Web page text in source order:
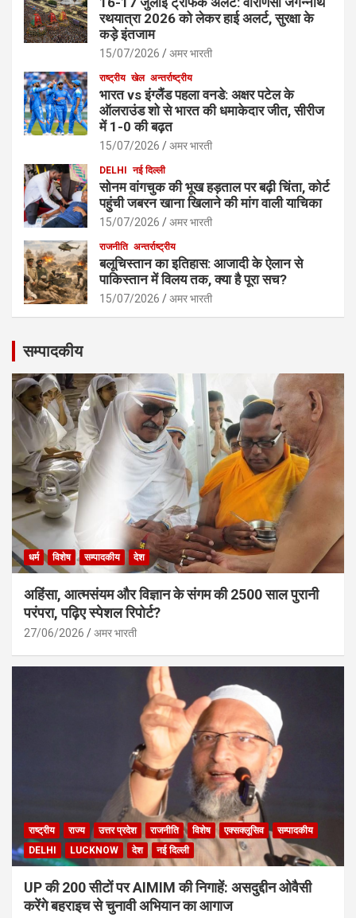
रथयात्रा 2026 को लेकर हाई अलर्ट, सुरक्षा के
कड़े इंतजाम
15/07/2026 अमर भारती
राष्ट्रीय खेल अन्तर्राष्ट्रीय
भारत vs इंग्लैंड पहला वनडे: अक्षर पटेल के
ऑलराउंड शो से भारत की धमाकेदार जीत, सीरीज
में 1-0 की बढ़त
15/07/2026 अमर भारती
DELHI नई दिल्ली
सोनम वांगचुक की भूख हड़ताल पर बढ़ी चिंता, कोर्ट
पहुंची जबरन खाना खिलाने की मांग वाली याचिका
15/07/2026 अमर भारती
राजनीति अन्तर्राष्ट्रीय
बलूचिस्तान का इतिहास: आजादी के ऐलान से
पाकिस्तान में विलय तक, क्या है पूरा सच?
15/07/2026 अमर भारती
सम्पादकीय
धर्म विशेष सम्पादकीय देश
अहिंसा, आत्मसंयम और विज्ञान के संगम की 2500 साल पुरानी
परंपरा, पढ़िए स्पेशल रिपोर्ट?
27/06/2026 अमर भारती
राष्ट्रीय राज्य उत्तर प्रदेश राजनीति विशेष एक्सक्लूसिव
सम्पादकीय
DELHI
LUCKNOW देश नई दिल्ली
UP की 200 सीटों पर AIMIM की निगाहें: असदुद्दीन ओवैसी
करेंगे बहराइच से चुनावी अभियान का आगाज